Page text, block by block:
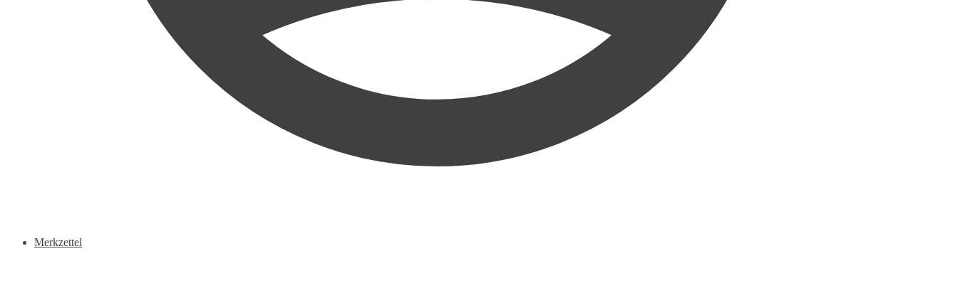
Merkzettel